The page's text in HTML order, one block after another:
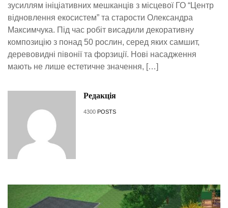
зусиллям ініціативних мешканців з місцевої ГО “Центр
відновлення екосистем” та старости Олександра
Максимчука. Під час робіт висадили декоративну
композицію з понад 50 рослин, серед яких самшит,
деревовидні півонії та форзиції. Нові насадження
мають не лише естетичне значення, […]
Редакція
4300 POSTS